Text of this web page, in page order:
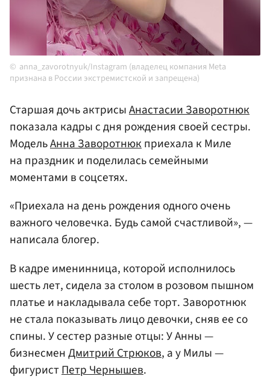
anna_zavorotnyuk/Instagram (владелец компания Meta
признана в России экстремистской и запрещена)
Старшая дочь актрисыАнастасии Заворотнюк
показала кадры с дня рождения своей сестры.
МодельАнна Заворотнюкприехала к Миле
на праздник и поделилась семейными
моментами в соцсетях.
«Приехала на день рождения одного очень
важного человечка. Будь самой счастливой», —
написала блогер.
В кадре именинница, которой исполнилось
шесть лет, сидела за столом в розовом пышном
платье и накладывала себе торт. Заворотнюк
не стала показывать лицо девочки, сняв ее со
спины. У сестер разные отцы: У Анны —
бизнесменДмитрий Стрюков, а у Милы —
фигуристПетр Чернышев.